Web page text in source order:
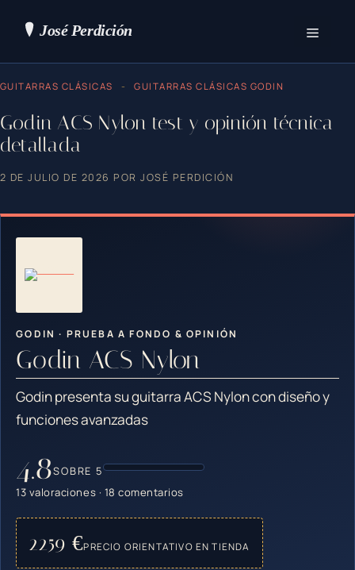
GUITARRAS CLÁSICAS - GUITARRAS CLÁSICAS GODIN
Godin ACS Nylon test y opinión técnica
detallada
2 DE JULIO DE 2026 PORJOSÉ PERDICIÓN
GODIN · PRUEBA A FONDO & OPINIÓN
Godin ACS Nylon
Godin presenta su guitarra ACS Nylon con diseño y
funciones avanzadas
4.8SOBRE 5
13 valoraciones · 18 comentarios
2259 €PRECIO ORIENTATIVO EN TIENDA